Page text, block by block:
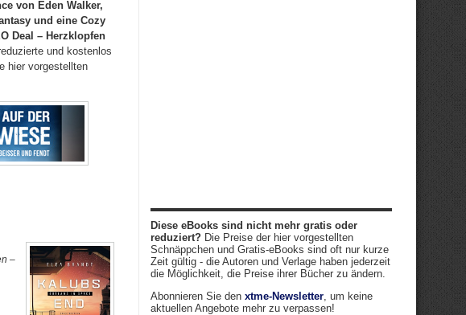
von Eden Walker,
und eine Cozy
Deal – Herzklopfen
und kostenlos
hier vorgestellten
–
Diese eBooks sind nicht mehr gratis oder
reduziert? Die Preise der hier vorgestellten
Schnäppchen und Gratis-eBooks sind oft nur kurze
Zeit gültig - die Autoren und Verlage haben jederzeit
die Möglichkeit, die Preise ihrer Bücher zu ändern.
Abonnieren Sie den xtme-Newsletter, um keine
aktuellen Angebote mehr zu verpassen!